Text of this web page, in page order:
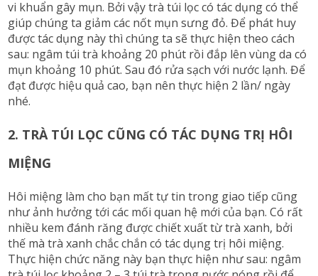
vi khuẩn gây mụn. Bởi vậy trà túi lọc có tác dụng có thể
giúp chúng ta giảm các nốt mụn sưng đỏ. Để phát huy
được tác dụng này thì chúng ta sẽ thực hiện theo cách
sau: ngâm túi trà khoảng 20 phút rồi đắp lên vùng da có
mụn khoảng 10 phút. Sau đó rửa sạch với nước lạnh. Để
đạt được hiệu quả cao, bạn nên thực hiện 2 lần/ ngày
nhé.
2. TRÀ TÚI LỌC CŨNG CÓ TÁC DỤNG TRỊ HÔI
MIỆNG
Hôi miệng làm cho bạn mất tự tin trong giao tiếp cũng
như ảnh hưởng tới các mối quan hệ mới của bạn. Có rất
nhiều kem đánh răng được chiết xuất từ trà xanh, bởi
thế mà trà xanh chắc chắn có tác dụng trị hôi miệng.
Thực hiện chức năng này bạn thực hiện như sau: ngâm